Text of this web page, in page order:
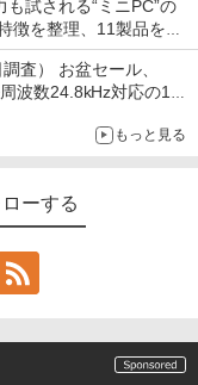
試される“ミニPC”の
徴を整理、11製品をピ
査） お盆セール、
波数24.8kHz対応の17
もっと見る
ーする